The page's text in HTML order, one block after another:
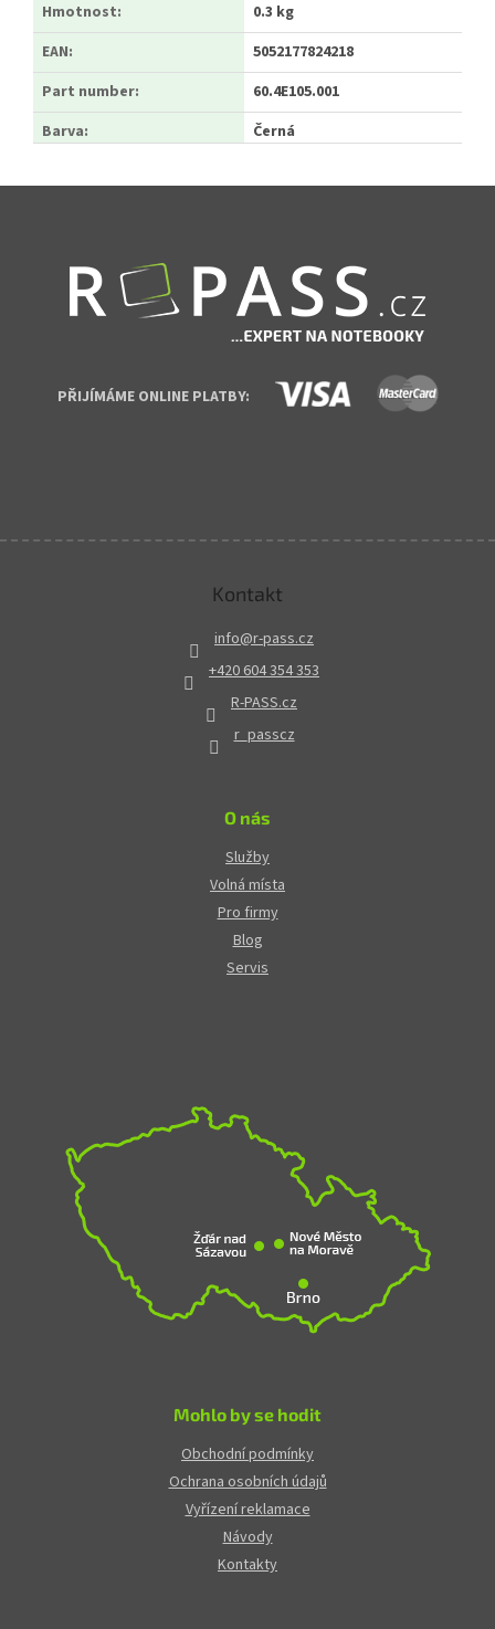
Hmotnost:
0.3 kg
EAN:
5052177824218
Part number:
60.4E105.001
Barva: Černá
PŘIJÍMÁME ONLINE PLATBY:
Kontakt
info@r-pass.cz
+420 604 354 353
R-PASS.cz
r_passcz
O nás
Služby
Volná místa
Pro firmy
Blog
Servis
Mohlo by se hodit
Obchodní podmínky
Ochrana osobních údajů
Vyřízení reklamace
Návody
Kontakty